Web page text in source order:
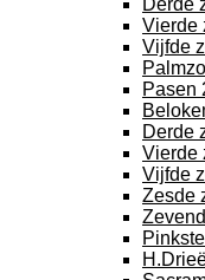
Derde
Vierde
Vijfde
Pasen
Derde
Vierde
Vijfde
Zesde